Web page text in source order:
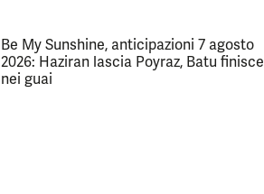
Be My Sunshine, anticipazioni 7 agosto
2026: Haziran lascia Poyraz, Batu finisce
nei guai